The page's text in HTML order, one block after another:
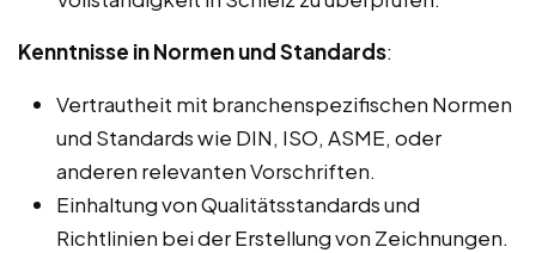
Kenntnisse in Normen und Standards:
Vertrautheit mit branchenspezifischen Normen
und Standards wie DIN, ISO, ASME, oder
anderen relevanten Vorschriften.
Einhaltung von Qualitätsstandards und
Richtlinien bei der Erstellung von Zeichnungen.